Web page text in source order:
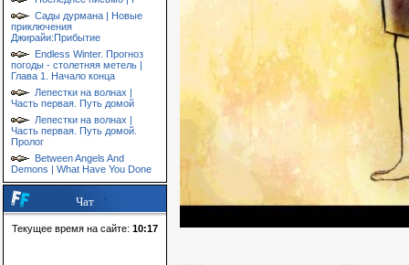
Сады дурмана | Новые
приключения
Джирайи:Прибытие
Endless Winter. Прогноз
погоды - столетняя метель |
Глава 1. Начало конца
Лепестки на волнах |
Часть первая. Путь домой
Лепестки на волнах |
Часть первая. Путь домой.
Пролог
Between Angels And
Demons | What Have You Done
Чат
Текущее время на сайте: 10:17